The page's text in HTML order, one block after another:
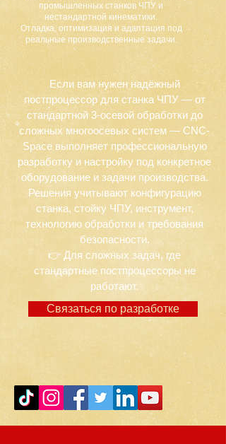
промышленных станков ЧПУ и
нестандартной кинематики.
Отладка, оптимизация и адаптация под
реальные производственные задачи.
Если вам нужен надёжный
постпроцессор для станка ЧПУ — от
стандартной 3-осевой обработки до
сложных многоосевых систем — CNC-
Space выполняет профессиональную
разработку и настройку под конкретное
оборудование и задачи производства.
Решения учитывают конфигурацию
станка, стойку ЧПУ, инструмент,
технологию обработки и требования
безопасности.
👉 Для сложных задач, где
стандартные постпроцессоры не
работают.
Связаться по разработке